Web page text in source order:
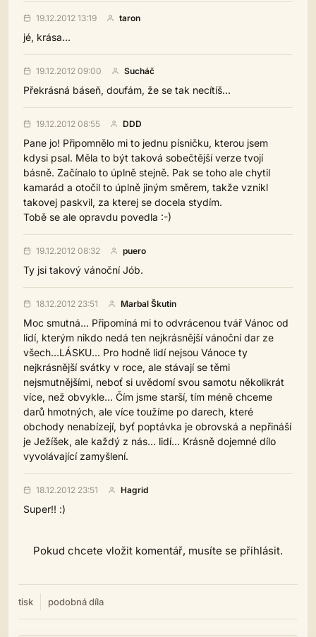
19.12.2012 13:19 taron
jé, krása...
19.12.2012 09:00 Sucháč
Překrásná báseň, doufám, že se tak necítíš...
19.12.2012 08:55 DDD
Pane jo! Připomnělo mi to jednu písničku, kterou jsem
kdysi psal. Měla to být taková sobečtější verze tvojí
básně. Začínalo to úplně stejně. Pak se toho ale chytil
kamarád a otočil to úplně jiným směrem, takže vznikl
takovej paskvil, za kterej se docela stydím.
Tobě se ale opravdu povedla :-)
19.12.2012 08:32 puero
Ty jsi takový vánoční Jób.
18.12.2012 23:51 Marbal Škutin
Moc smutná... Připomíná mi to odvrácenou tvář Vánoc od
lidí, kterým nikdo nedá ten nejkrásnější vánoční dar ze
všech...LÁSKU... Pro hodně lidí nejsou Vánoce ty
nejkrásnější svátky v roce, ale stávají se těmi
nejsmutnějšími, neboť si uvědomí svou samotu několikrát
více, než obvykle... Čím jsme starší, tím méně chceme
darů hmotných, ale více toužíme po darech, které
obchody nenabízejí, byť poptávka je obrovská a nepřináší
je Ježíšek, ale každý z nás... lidí... Krásně dojemné dílo
vyvolávající zamyšlení.
18.12.2012 23:51 Hagrid
Super!! :)
Pokud chcete vložit komentář, musíte se přihlásit.
tisk podobná díla